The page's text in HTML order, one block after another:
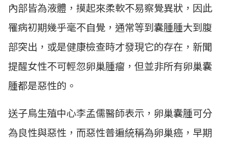
內部皆為液體，摸起來柔軟不易察覺異狀，因此
罹病初期幾乎毫不自覺，通常等到囊腫腫大到腹
部突出，或是健康檢查時才發現它的存在，新聞
提醒女性不可輕忽卵巢腫瘤，但並非所有卵巢囊
腫都是惡性的。
送子鳥生殖中心李孟儒醫師表示，卵巢囊腫可分
為良性與惡性，而惡性普遍統稱為卵巢癌，早期